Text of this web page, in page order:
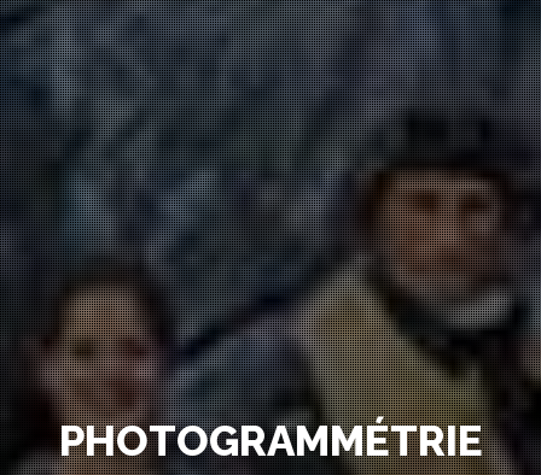
PHOTOGRAMMÉTRIE